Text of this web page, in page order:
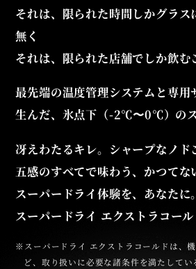
それは、限られた時間しかグラス
無く
それは、限られた店舗でしか飲む
最先端の温度管理システムと専用
生んだ、 氷点下（-2℃〜0℃）のス
冴えわたるキレ。シャープなノド
五感のすべてで味わう、 かつてな
スーパードライ体験を、あなたに。
スーパードライ エクストラコール
※スーパードライ エクストラコールドは、
ど、 取り扱いに必要な諸条件を満たしてい